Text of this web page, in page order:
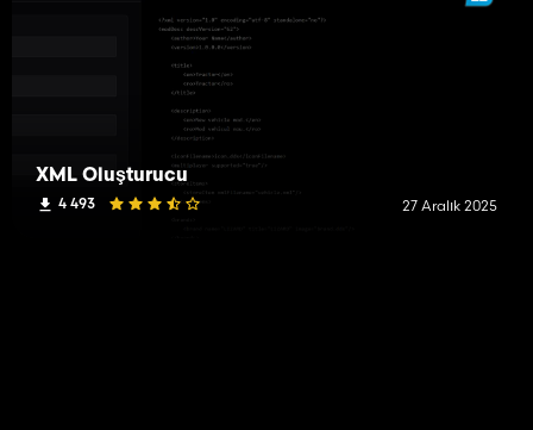
XML Oluşturucu
4 493 27 Aralık 2025